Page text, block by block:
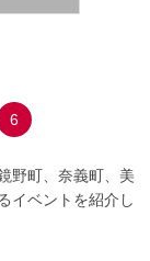
6
野町、奈義町、美
イベントを紹介し